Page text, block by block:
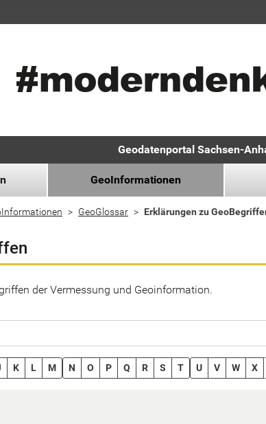
Geodatenportal Sachsen-
GeoInformationen
GeoGlossar Erklärungen zu
der Vermessung und Geoinformation.
K L M N O P Q R S T U V W X